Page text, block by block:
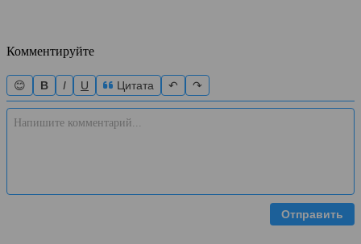
Комментируйте
😊 B I U Цитата ↶ ↷
Отправить